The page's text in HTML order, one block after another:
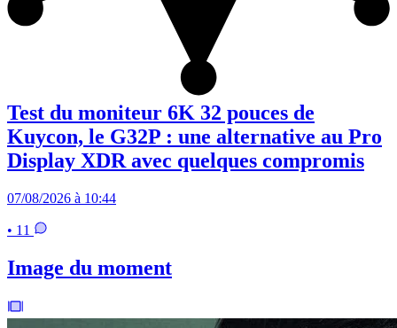
Test du moniteur 6K 32 pouces de
Kuycon, le G32P : une alternative au Pro
Display XDR avec quelques compromis
07/08/2026 à 10:44
• 11
Image du moment